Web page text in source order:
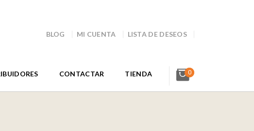
BLOG MI CUENTA LISTA DE DESEOS
CONTACTAR TIENDA 0